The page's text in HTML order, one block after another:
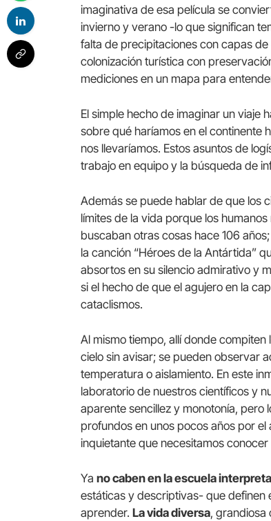
imaginativa de esa película se
invierno y verano -lo que significan
falta de precipitaciones con capas
colonización turística con
mediciones en un mapa para
El simple hecho de imaginar un viaje
sobre qué haríamos en el continente
nos llevaríamos. Estos asuntos de
trabajo en equipo y la búsqueda de
Además se puede hablar de que los
límites de la vida porque los
buscaban otras cosas hace 106
la canción “Héroes de la Antártida”
absortos en su silencio admirativo y
si el hecho de que el agujero en la
cataclismos.
Al mismo tiempo, allí donde
cielo sin avisar; se pueden observar
temperatura o aislamiento. En este
laboratorio de nuestros científicos y
aparente sencillez y monotonía,
profundos en unos pocos años por
inquietante que necesitamos
Yano caben en la escuela
estáticas y descriptivas- que definen
aprender.La vida diversa, grandiosa